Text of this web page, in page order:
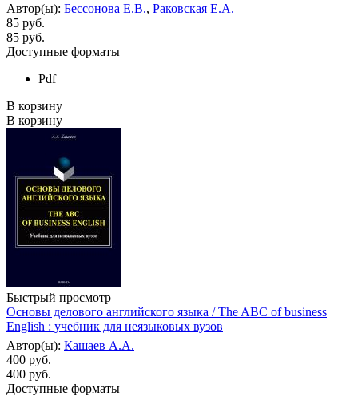
Автор(ы): Бессонова Е.В., Раковская Е.А.
85 руб.
85 руб.
Доступные форматы
Pdf
В корзину
В корзину
Быстрый просмотр
Основы делового английского языка / The ABC of business
English : учебник для неязыковых вузов
Автор(ы): Кашаев А.А.
400 руб.
400 руб.
Доступные форматы